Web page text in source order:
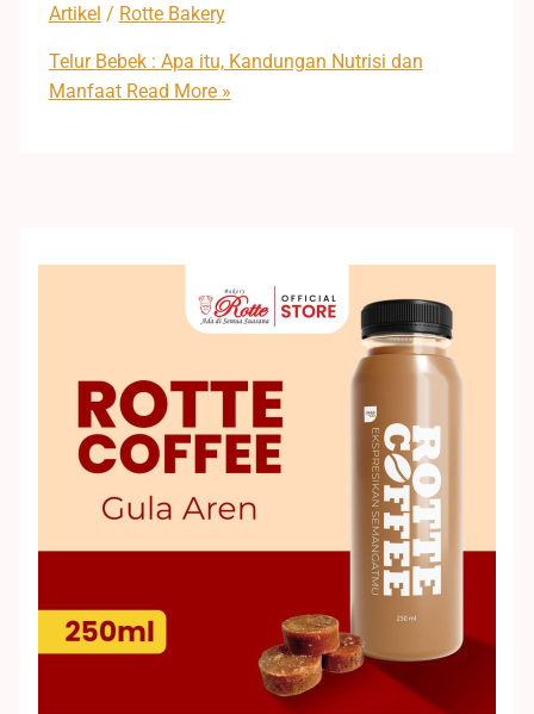
Artikel / Rotte Bakery
Telur Bebek : Apa itu, Kandungan Nutrisi dan
ManfaatRead More »